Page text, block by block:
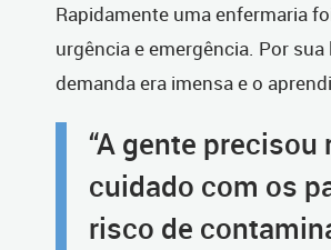
Rapidamente uma enfermaria
urgência e emergência. Por
demanda era imensa e o
“A gente
cuidado com os
risco de